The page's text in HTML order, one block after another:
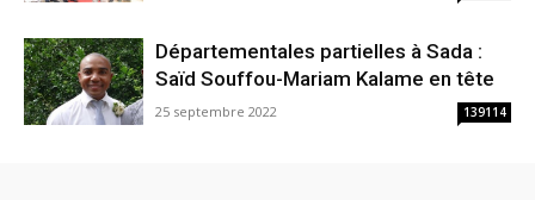
Départementales partielles à Sada :
Saïd Souffou-Mariam Kalame en tête
25 septembre 2022 139114